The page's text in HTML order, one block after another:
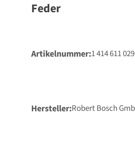
Feder
Artikelnummer 1 414 611 029
Hersteller Robert Bosch